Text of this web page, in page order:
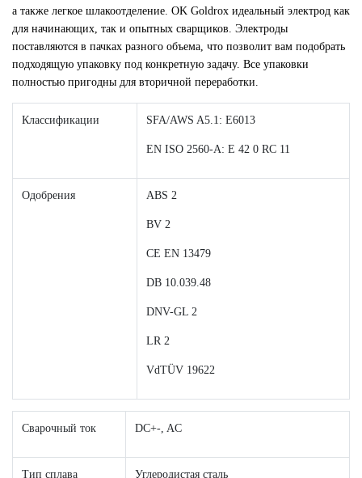
а также легкое шлакоотделение. OK Goldrox идеальный электрод как
для начинающих, так и опытных сварщиков. Электроды
поставляются в пачках разного объема, что позволит вам подобрать
подходящую упаковку под конкретную задачу. Все упаковки
полностью пригодны для вторичной переработки.
Классификации SFA/AWS A5.1: E6013
EN ISO 2560-A: E 42 0 RC 11
Одобрения ABS 2
BV 2
CE EN 13479
DB 10.039.48
DNV-GL 2
LR 2
VdTÜV 19622
Сварочный ток DC+-, AC
Тип сплава Углеродистая сталь